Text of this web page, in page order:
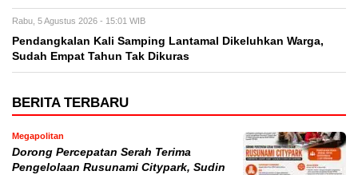
Rabu, 5 Agustus 2026 - 15:01 WIB
Pendangkalan Kali Samping Lantamal Dikeluhkan Warga,
Sudah Empat Tahun Tak Dikuras
BERITA TERBARU
Megapolitan
Dorong Percepatan Serah Terima
Pengelolaan Rusunami Citypark, Sudin